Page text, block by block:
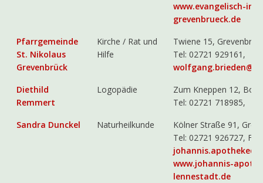
www.evangelisch-in-
grevenbrueck.de
Pfarrgemeinde
St. Nikolaus
Grevenbrück
Kirche / Rat und
Hilfe
Twiene 15,
Tel: 02721 929161,
Diethild
Remmert
Logopädie
Zum Kneppen 12,
Tel: 02721 718985,
Sandra Dunckel
Naturheilkunde
Kölner Straße 91,
Tel: 02721 926727,
www.johannis-
lennestadt.de